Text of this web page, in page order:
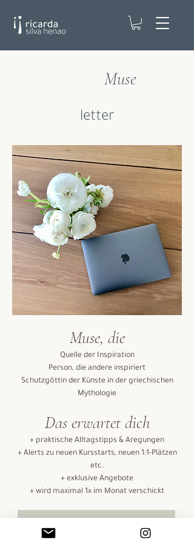
Muse
letter
Muse, die
Quelle der Inspiration
Person, die andere inspiriert
Schutzgöttin der Künste in der griechischen
Mythologie
Das erwartet dich
+ praktische Alltagstipps & Aregungen
+ Alerts zu neuen Kursstarts, neuen 1:1-Plätzen
etc.
+ exklusive Angebote
+ wird maximal 1x im Monat verschickt